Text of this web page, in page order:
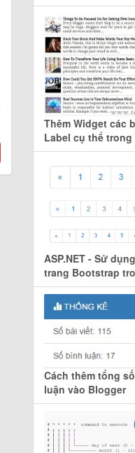
Thêm Widget các
Label cụ thể
ASP.NET - Sử
trang Bootstrap
Cách thêm tổng
luận vào Blogger